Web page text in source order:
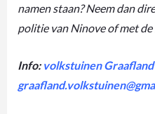
namen staan? Neem dan
politie van Ninove of met de
Info: volkstuinen Graafland